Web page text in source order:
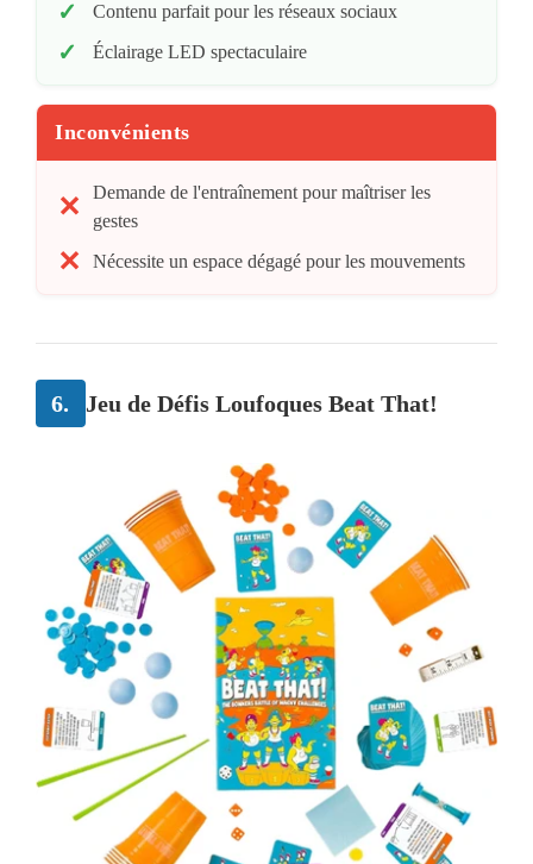
Contenu parfait pour les réseaux sociaux
Éclairage LED spectaculaire
Inconvénients
Demande de l'entraînement pour maîtriser les
gestes
Nécessite un espace dégagé pour les mouvements
6. Jeu de Défis Loufoques Beat That!